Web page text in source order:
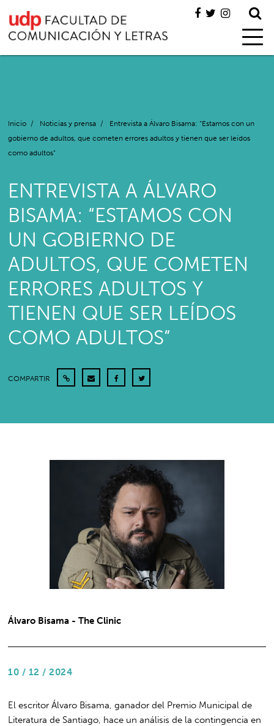
Inicio / Noticias y prensa /
Entrevista a Álvaro Bisama: “Estamos con un
gobierno de adultos, que cometen errores adultos y tienen que ser leídos
como adultos”
ENTREVISTA A ÁLVARO
BISAMA: “ESTAMOS CON
UN GOBIERNO DE
ADULTOS, QUE COMETEN
ERRORES ADULTOS Y
TIENEN QUE SER LEÍDOS
COMO ADULTOS”
COMPARTIR
Álvaro Bisama - The Clinic
10 / 12 / 2024
El escritor Álvaro Bisama, ganador del Premio Municipal de
Literatura de Santiago, hace un análisis de la contingencia en